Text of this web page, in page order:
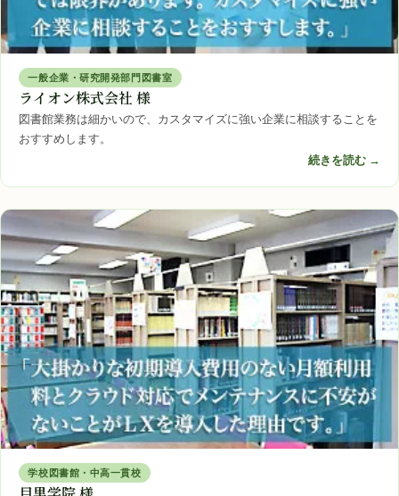
一般企業・研究開発部門図書室
ライオン株式会社 様
図書館業務は細かいので、カスタマイズに強い企業に相談することを
おすすめします。
続きを読む →
学校図書館・中高一貫校